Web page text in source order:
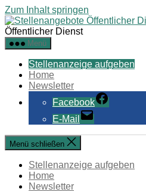
Zum Inhalt springen
Öffentlicher Dienst
Menü
Stellenanzeige aufgeben
Home
Newsletter
Facebook
E-Mail
Menü schließen
Stellenanzeige aufgeben
Home
Newsletter